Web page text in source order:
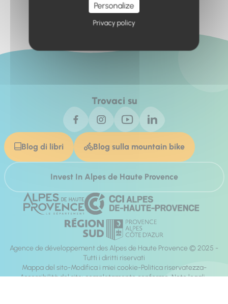
Trovaci su
Blog di libri Blog sulla mountain bike
Invest In Alpes de Haute Provence
Agence de développement des Alpes de Haute Provence © 2025 -
Tutti i diritti riservati
Mappa del sito Modifica i miei cookie Politica riservatezza
Accessibilità del sito: completamente conforme Note legali
Personalize
Privacy policy